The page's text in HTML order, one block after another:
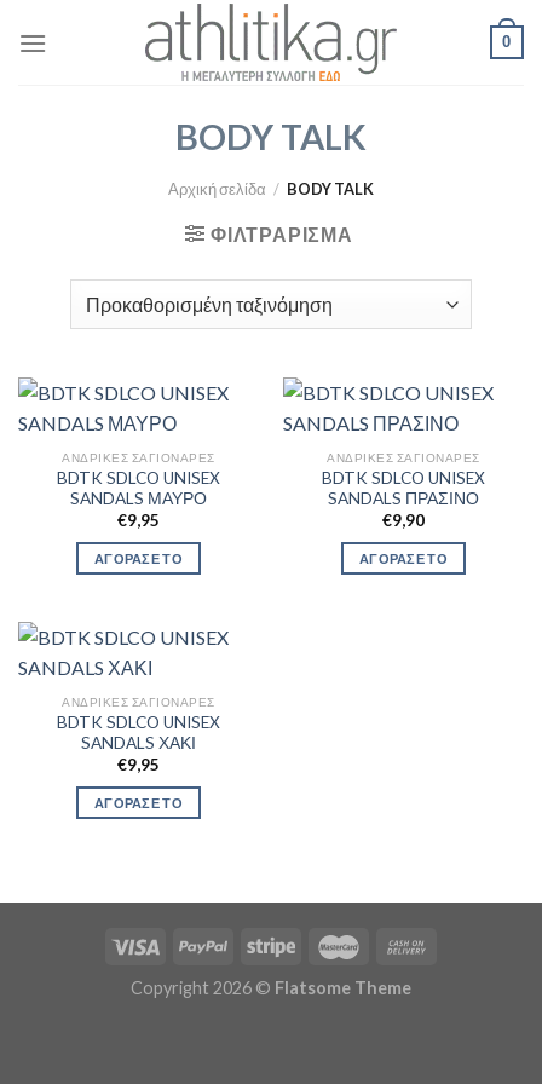
0
BODY TALK
Αρχική σελίδα / BODY TALK
ΦΙΛΤΡΆΡΙΣΜΑ
ΑΝΔΡΙΚΈΣ ΣΑΓΙΟΝΆΡΕΣ
BDTK SDLCO UNISEX
SANDALS ΜΑΥΡΟ
€9,95
ΑΓΟΡΑΣΕ ΤΟ
ΑΝΔΡΙΚΈΣ ΣΑΓΙΟΝΆΡΕΣ
BDTK SDLCO UNISEX
SANDALS ΠΡΑΣΙΝΟ
€9,90
ΑΓΟΡΑΣΕ ΤΟ
ΑΝΔΡΙΚΈΣ ΣΑΓΙΟΝΆΡΕΣ
BDTK SDLCO UNISEX
SANDALS ΧΑΚΙ
€9,95
ΑΓΟΡΑΣΕ ΤΟ
Copyright 2026 © Flatsome Theme